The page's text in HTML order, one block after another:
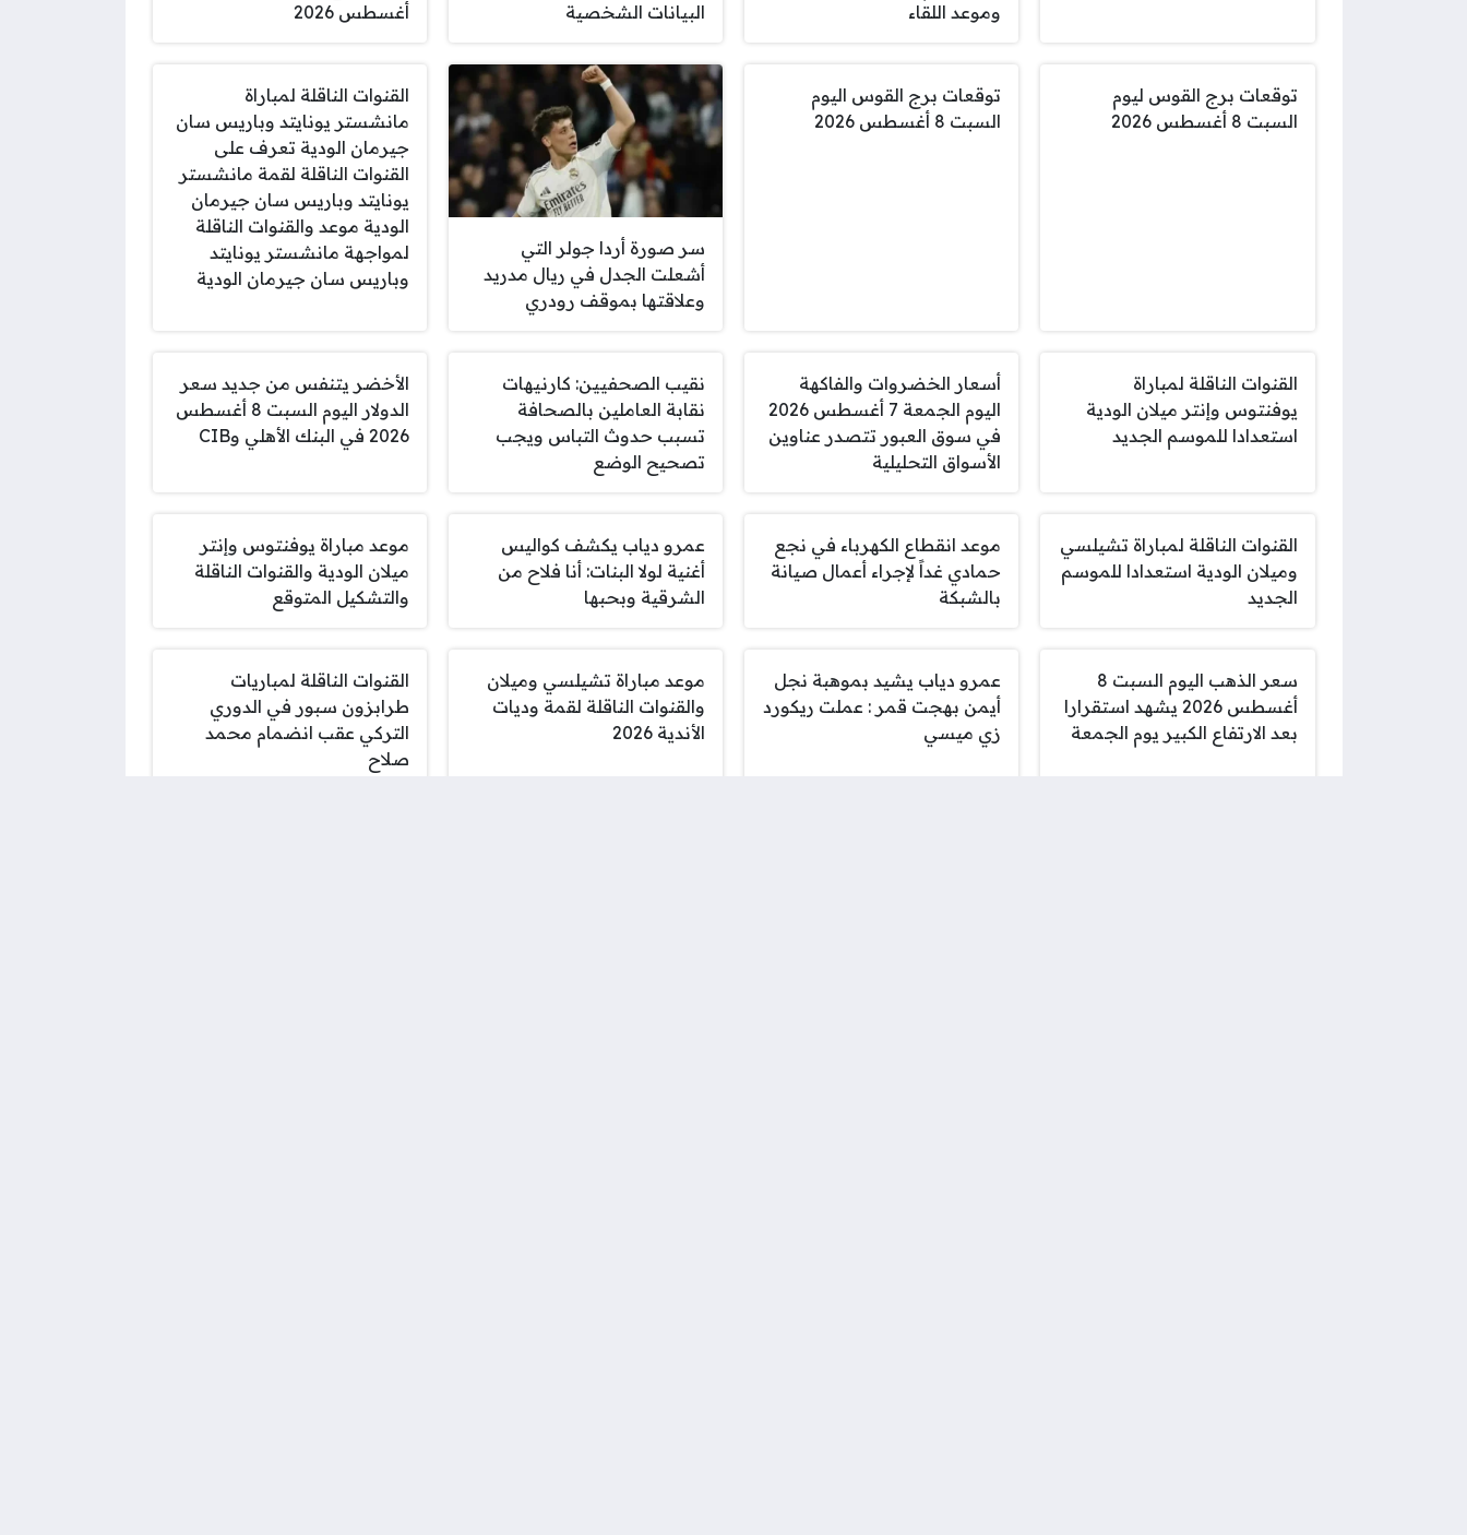
وموعد اللقاء
البيانات الشخصية
أغسطس 2026
توقعات برج القوس ليوم
السبت 8 أغسطس 2026
توقعات برج القوس اليوم
السبت 8 أغسطس 2026
سر صورة أردا جولر التي
أشعلت الجدل في ريال مدريد
وعلاقتها بموقف رودري
القنوات الناقلة لمباراة
مانشستر يونايتد وباريس سان
جيرمان الودية تعرف على
القنوات الناقلة لقمة مانشستر
يونايتد وباريس سان جيرمان
الودية موعد والقنوات الناقلة
لمواجهة مانشستر يونايتد
وباريس سان جيرمان الودية
القنوات الناقلة لمباراة
يوفنتوس وإنتر ميلان الودية
استعدادا للموسم الجديد
أسعار الخضروات والفاكهة
اليوم الجمعة 7 أغسطس 2026
في سوق العبور تتصدر عناوين
الأسواق التحليلية
نقيب الصحفيين: كارنيهات
نقابة العاملين بالصحافة
تسبب حدوث التباس ويجب
تصحيح الوضع
الأخضر يتنفس من جديد سعر
الدولار اليوم السبت 8 أغسطس
2026 في البنك الأهلي وCIB
القنوات الناقلة لمباراة تشيلسي
وميلان الودية استعدادا للموسم
الجديد
موعد انقطاع الكهرباء في نجع
حمادي غداً لإجراء أعمال صيانة
بالشبكة
عمرو دياب يكشف كواليس
أغنية لولا البنات: أنا فلاح من
الشرقية وبحبها
موعد مباراة يوفنتوس وإنتر
ميلان الودية والقنوات الناقلة
والتشكيل المتوقع
سعر الذهب اليوم السبت 8
أغسطس 2026 يشهد استقرارا
بعد الارتفاع الكبير يوم الجمعة
عمرو دياب يشيد بموهبة نجل
أيمن بهجت قمر : عملت ريكورد
زي ميسي
موعد مباراة تشيلسي وميلان
والقنوات الناقلة لقمة وديات
الأندية 2026
القنوات الناقلة لمباريات
طرابزون سبور في الدوري
التركي عقب انضمام محمد
صلاح